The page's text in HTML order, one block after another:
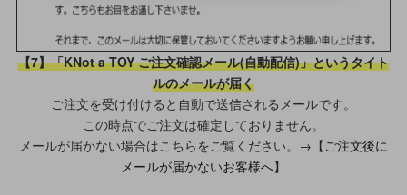
【7】「KNot a TOY ご注文確認メール(自動配信)」というタイト
ルのメールが届く
ご注文を受け付けると自動で送信されるメールです。
この時点でご注文は確定しておりません。
メールが届かない場合はこちらをご覧ください。→【 ご注文後に
メールが届かないお客様へ】